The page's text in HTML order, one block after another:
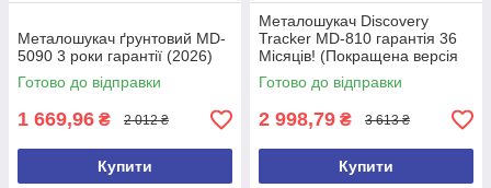
Металошукач ґрунтовий MD-
5090 3 роки гарантії (2026)
Готово до відправки
1 669,96 ₴ 2 012 ₴
Купити
Металошукач Discovery
Tracker MD-810 гарантія 36
Місяців! (Покращена версія
2026 року)
Готово до відправки
2 998,79 ₴ 3 613 ₴
Купити